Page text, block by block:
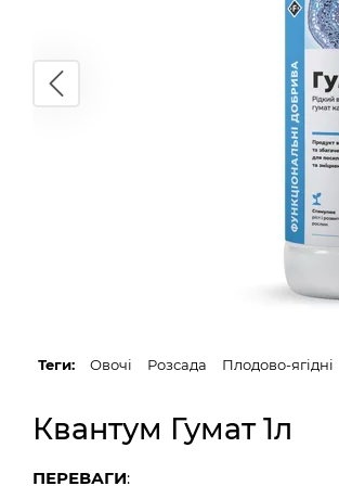
Теги: Овочі Розсада Плодово-ягідні
Квантум Гумат 1л
ПЕРЕВАГИ: